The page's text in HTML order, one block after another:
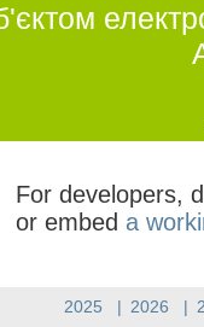
2025 | 2026 |
For developers,
or embed a